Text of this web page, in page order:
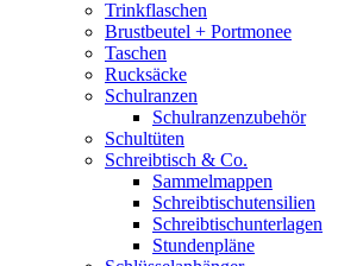
Trinkflaschen
Brustbeutel + Portmonee
Taschen
Rucksäcke
Schulranzen
Schulranzenzubehör
Schultüten
Schreibtisch & Co.
Sammelmappen
Schreibtischutensilien
Schreibtischunterlagen
Stundenpläne